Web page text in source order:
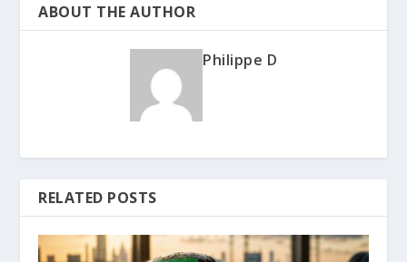
ABOUT THE AUTHOR
Philippe D
RELATED POSTS